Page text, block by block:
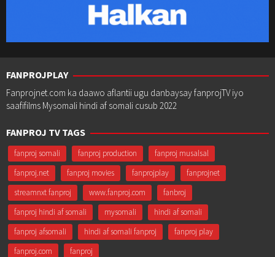
FANPROJPLAY
Fanprojnet.com ka daawo aflantii ugu danbaysay fanprojTV iyo
saafifilms Mysomali hindi af somali cusub 2022
FANPROJ TV TAGS
fanproj somali fanproj production
fanproj musalsal
fanproj.net
fanproj movies fanprojplay
fanprojnet
streamnxt fanproj
www.fanproj.com
fanbroj
fanproj hindi af somali
mysomali
hindi af somali
fanproj afsomali
hindi af somali fanproj
fanproj play
fanproj.com
fanproj